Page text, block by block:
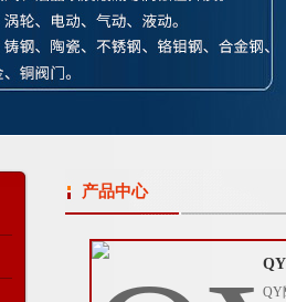
产品中心
QY